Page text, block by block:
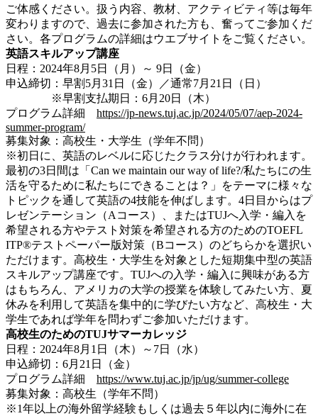
ご体感ください。扱う内容、教材、アクティビティ等は毎年
変わりますので、過去に参加された方も、奮ってご参加くだ
さい。各プログラムの詳細はウエブサイトをご覧ください。
英語スキルアップ講座
日程：2024年8月5日（月）～ 9日（金）
申込締切：早割5月31日（金）／通常7月21日（日）
※早割支払期日：6月20日（木）
プログラム詳細 https://jp-news.tuj.ac.jp/2024/05/07/aep-2024-
summer-program/
募集対象：高校生・大学生（学年不問）
※初日に、英語のレベルに応じたクラス分けが行われます。
最初の3日間は「Can we maintain our way of life?/私たちにの生
活を守るために私たちにできることは？」をテーマに様々な
トピックを通して英語の4技能を伸ばします。4日目からはプ
レゼンテーション（Aコース）、またはTUJへ入学・編入を
希望される方やテスト対策を希望される方のためのTOEFL
ITP®テストペーパー版対策（Bコース）のどちらかを選択い
ただけます。高校生・大学生を対象とした短期集中型の英語
スキルアップ講座です。TUJへの入学・編入に興味がある方
はもちろん、アメリカの大学の授業を体験してみたい方、夏
休みを利用して英語を集中的に学びたい方など、高校生・大
学生であれば学年を問わずご参加いただけます。
高校生のためのTUJサマーカレッジ
日程：2024年8月1日（木）～7日（水）
申込締切：6月21日（金）
プログラム詳細 https://www.tuj.ac.jp/jp/ug/summer-college
募集対象：高校生（学年不問）
※1年以上の海外留学経験もしくは過去５年以内に海外に在